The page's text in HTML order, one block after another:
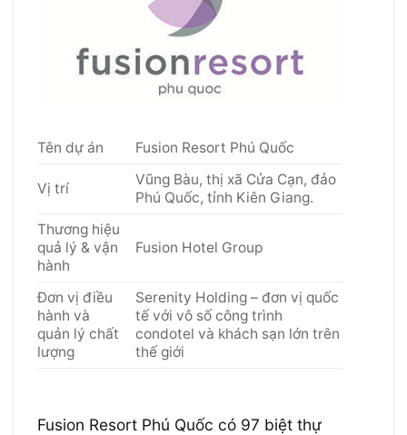
Tên dự án Fusion Resort Phú Quốc
Vị trí
Vũng Bàu, thị xã Cửa Cạn, đảo
Phú Quốc, tỉnh Kiên Giang.
Thương hiệu
quả lý & vận
hành
Fusion Hotel Group
Đơn vị điều
hành và
quản lý chất
lượng
Serenity Holding – đơn vị quốc
tế với vô số công trình
condotel và khách sạn lớn trên
thế giới
Fusion Resort Phú Quốc có 97 biệt thự